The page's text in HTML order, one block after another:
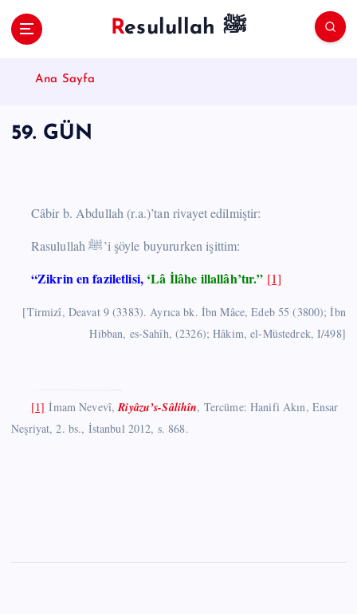
Resulullah ﷺ
Ana Sayfa
59. GÜN
Câbir b. Abdullah (r.a.)’tan rivayet edilmiştir:
Rasulullah ﷺ’i şöyle buyururken işittim:
“Zikrin en faziletlisi, ‘Lâ İlâhe illallâh’tır.” [1]
[Tirmizî, Deavat 9 (3383). Ayrıca bk. İbn Mâce, Edeb 55 (3800); İbn
Hibban, es-Sahîh, (2326); Hâkim, el-Müstedrek, I/498]
[1] İmam Nevevî,Riyâzu’s-Sâlihîn, Tercüme: Hanifi Akın, Ensar
Neşriyat, 2. bs., İstanbul 2012, s. 868.